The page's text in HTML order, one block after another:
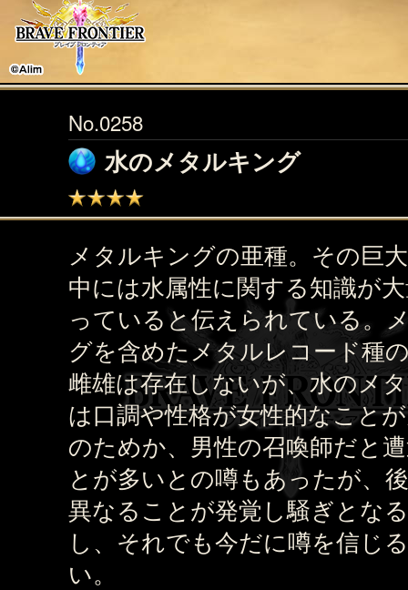
No.0258
水のメタルキング
メタルキングの亜種。その巨
中には水属性に関する知識が
っていると伝えられている。
グを含めたメタルレコード種
雌雄は存在しないが、水のメ
は口調や性格が女性的なこと
のためか、男性の召喚師だと
とが多いとの噂もあったが、
異なることが発覚し騒ぎとな
し、それでも今だに噂を信じ
い。